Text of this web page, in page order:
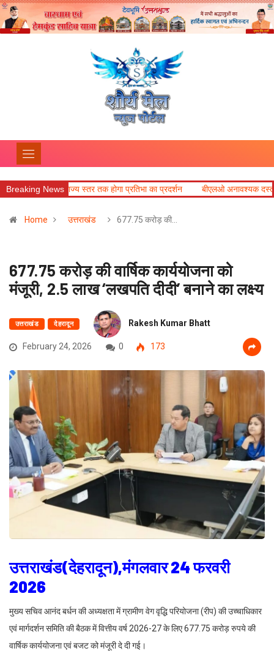
Breaking News
स्तर तक होगा प्रतिभा का प्रदर्शन बीएलओ अनावश्यक दस्तावेज न मांगें, प्रत्येक
Home उत्तराखंड 677.75 करोड़ की…
677.75 करोड़ की वार्षिक कार्ययोजना को
मंजूरी, 2.5 लाख ‘लखपति दीदी’ बनाने का लक्ष्य
उत्तराखंड देहरादून Rakesh Kumar Bhatt
February 24, 2026 0 173
उत्तराखंड(देहरादून),मंगलवार 24 फरवरी
2026
मुख्य सचिव आनंद बर्धन की अध्यक्षता में ग्रामीण वेग वृद्धि परियोजना (रीप) की उच्चाधिकार
एवं मार्गदर्शन समिति की बैठक में वित्तीय वर्ष 2026-27 के लिए 677.75 करोड़ रुपये की
वार्षिक कार्ययोजना एवं बजट को मंजूरी दे दी गई।